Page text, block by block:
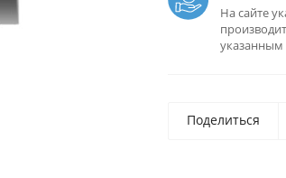
На сайте
указанным
Поделиться